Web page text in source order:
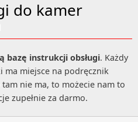
do kamer
bazę instrukcji obsługi. Każdy
ma miejsce na podręcznik
nie ma, to możecie nam to
zupełnie za darmo.